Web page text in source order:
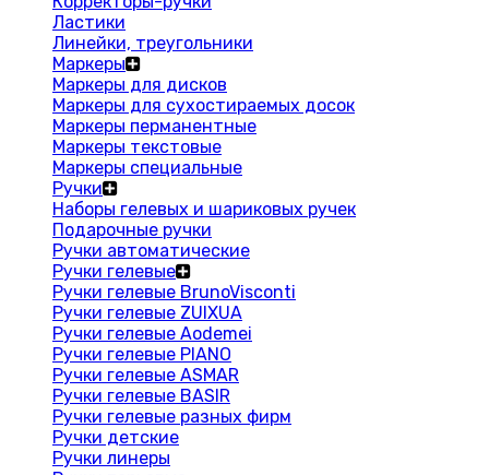
Ластики
Линейки, треугольники
Маркеры
Маркеры для дисков
Маркеры для сухостираемых досок
Маркеры перманентные
Маркеры текстовые
Маркеры специальные
Ручки
Наборы гелевых и шариковых ручек
Подарочные ручки
Ручки автоматические
Ручки гелевые
Ручки гелевые BrunoVisconti
Ручки гелевые ZUIXUA
Ручки гелевые Aodemei
Ручки гелевые PIANO
Ручки гелевые ASMAR
Ручки гелевые BASIR
Ручки гелевые разных фирм
Ручки детские
Ручки линеры